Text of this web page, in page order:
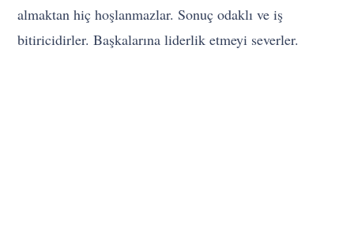
almaktan hiç hoşlanmazlar. Sonuç odaklı ve iş
bitiricidirler. Başkalarına liderlik etmeyi severler.